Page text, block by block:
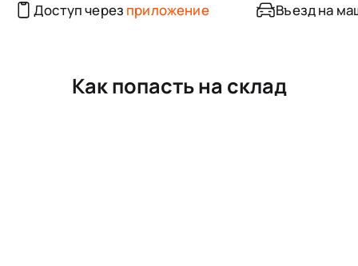
Доступ через приложение Въезд на
Как попасть на склад